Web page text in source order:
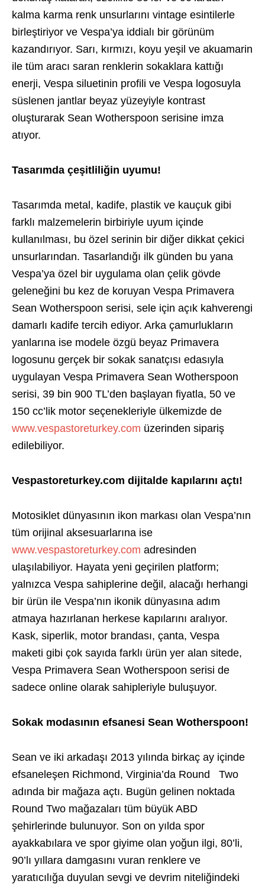
kalma karma renk unsurlarını vintage esintilerle
birleştiriyor ve Vespa’ya iddialı bir görünüm
kazandırıyor. Sarı, kırmızı, koyu yeşil ve akuamarin
ile tüm aracı saran renklerin sokaklara kattığı
enerji, Vespa siluetinin profili ve Vespa logosuyla
süslenen jantlar beyaz yüzeyiyle kontrast
oluşturarak Sean Wotherspoon serisine imza
atıyor.
Tasarımda çeşitliliğin uyumu!
Tasarımda metal, kadife, plastik ve kauçuk gibi
farklı malzemelerin birbiriyle uyum içinde
kullanılması, bu özel serinin bir diğer dikkat çekici
unsurlarından. Tasarlandığı ilk günden bu yana
Vespa’ya özel bir uygulama olan çelik gövde
geleneğini bu kez de koruyan Vespa Primavera
Sean Wotherspoon serisi, sele için açık kahverengi
damarlı kadife tercih ediyor. Arka çamurlukların
yanlarına ise modele özgü beyaz Primavera
logosunu gerçek bir sokak sanatçısı edasıyla
uygulayan Vespa Primavera Sean Wotherspoon
serisi, 39 bin 900 TL’den başlayan fiyatla, 50 ve
150 cc’lik motor seçenekleriyle ülkemizde de
www.vespastoreturkey.com üzerinden sipariş
edilebiliyor.
Vespastoreturkey.com dijitalde kapılarını açtı!
Motosiklet dünyasının ikon markası olan Vespa’nın
tüm orijinal aksesuarlarına ise
www.vespastoreturkey.com adresinden
ulaşılabiliyor. Hayata yeni geçirilen platform;
yalnızca Vespa sahiplerine değil, alacağı herhangi
bir ürün ile Vespa’nın ikonik dünyasına adım
atmaya hazırlanan herkese kapılarını aralıyor.
Kask, siperlik, motor brandası, çanta, Vespa
maketi gibi çok sayıda farklı ürün yer alan sitede,
Vespa Primavera Sean Wotherspoon serisi de
sadece online olarak sahipleriyle buluşuyor.
Sokak modasının efsanesi Sean Wotherspoon!
Sean ve iki arkadaşı 2013 yılında birkaç ay içinde
efsaneleşen Richmond, Virginia’da Round Two
adında bir mağaza açtı. Bugün gelinen noktada
Round Two mağazaları tüm büyük ABD
şehirlerinde bulunuyor. Son on yılda spor
ayakkabılara ve spor giyime olan yoğun ilgi, 80’li,
90’lı yıllara damgasını vuran renklere ve
yaratıcılığa duyulan sevgi ve devrim niteliğindeki